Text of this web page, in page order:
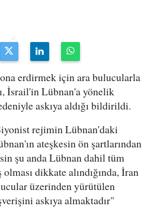
erdirmek için ara bulucularla
İsrail'in Lübnan'a yönelik
askıya aldığı bildirildi.
rejimin Lübnan'daki
ateşkesin ön şartlarından
şu anda Lübnan dahil tüm
dikkate alındığında, İran
üzerinden yürütülen
askıya almaktadır"